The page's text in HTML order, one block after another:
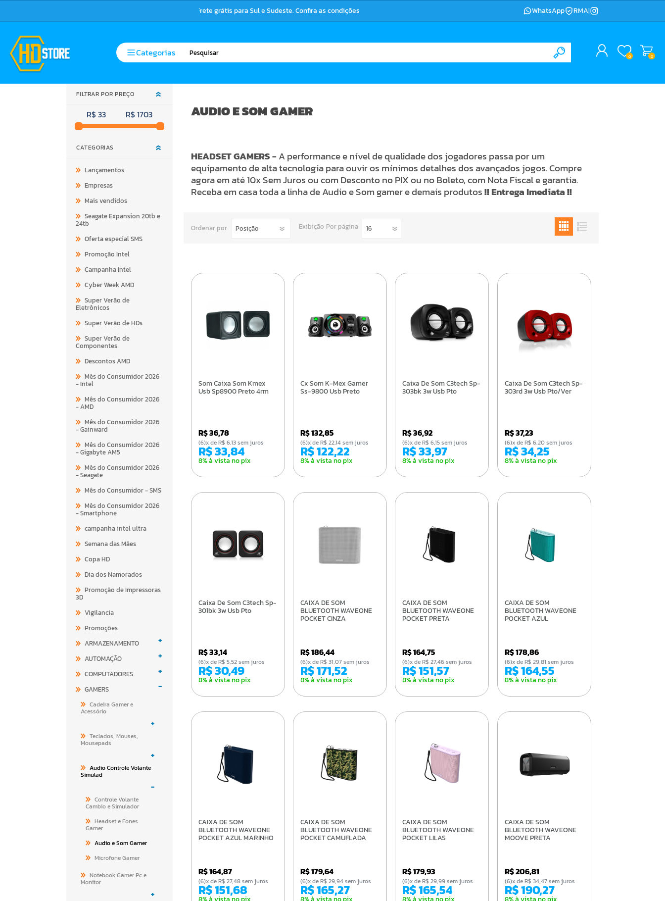
Frete grátis para Sul e Sudeste. Confira as condições WhatsApp RMA|
Categorias 0 0
FILTRAR POR PREÇO
R$ 33 R$ 1703
CATEGORIAS
Lançamentos
Empresas
Mais vendidos
Seagate Expansion 20tb e
24tb
Oferta especial SMS
Promoção Intel
Campanha Intel
Cyber Week AMD
Super Verão de
Eletrônicos
Super Verão de HDs
Super Verão de
Componentes
Descontos AMD
Mês do Consumidor 2026
- Intel
Mês do Consumidor 2026
- AMD
Mês do Consumidor 2026
- Gainward
Mês do Consumidor 2026
- Gigabyte AM5
Mês do Consumidor 2026
- Seagate
Mês do Consumidor - SMS
Mês do Consumidor 2026
- Smartphone
campanha intel ultra
Semana das Mães
Copa HD
Dia dos Namorados
Promoção de Impressoras
3D
Vigilancia
Promoções
ARMAZENAMENTO
+
AUTOMAÇÃO +
COMPUTADORES +
GAMERS -
Cadeira Gamer e
Acessório
+
Teclados, Mouses,
Mousepads
+
Audio Controle Volante
Simulad
-
Controle Volante
Cambio e Simulador
Headset e Fones
Gamer
Audio e Som Gamer
Microfone Gamer
Notebook Gamer Pc e
Monitor
+
AUDIO E SOM GAMER
HEADSET GAMERS -A performance e nível de qualidade dos jogadores passa por um
equipamento de alta tecnologia para ouvir os mínimos detalhes dos avançados jogos. Compre
agora em até 10x Sem Juros ou com Desconto no PIX ou no Boleto, com Nota Fiscal e garantia.
Receba em casa toda a linha de Audio e Som gamer e demais produtos!! Entrega Imediata !!
Ordenar por Exibição Por página
Som Caixa Som Kmex
Usb Sp8900 Preto 4rm
R$ 36,78
R$ 33,84
8% à vista no pix
(6)x de R$ 6,13 sem juros
Cx Som K-Mex Gamer
Ss-9800 Usb Preto
R$ 132,85
R$ 122,22
8% à vista no pix
(6)x de R$ 22,14 sem juros
Caixa De Som C3tech Sp-
303bk 3w Usb Pto
R$ 36,92
R$ 33,97
8% à vista no pix
(6)x de R$ 6,15 sem juros
Caixa De Som C3tech Sp-
303rd 3w Usb Pto/Ver
R$ 37,23
R$ 34,25
8% à vista no pix
(6)x de R$ 6,20 sem juros
Caixa De Som C3tech Sp-
301bk 3w Usb Pto
R$ 33,14
R$ 30,49
8% à vista no pix
(6)x de R$ 5,52 sem juros
CAIXA DE SOM
BLUETOOTH WAVEONE
POCKET CINZA
R$ 186,44
R$ 171,52
8% à vista no pix
(6)x de R$ 31,07 sem juros
CAIXA DE SOM
BLUETOOTH WAVEONE
POCKET PRETA
R$ 164,75
R$ 151,57
8% à vista no pix
(6)x de R$ 27,46 sem juros
CAIXA DE SOM
BLUETOOTH WAVEONE
POCKET AZUL
R$ 178,86
R$ 164,55
8% à vista no pix
(6)x de R$ 29,81 sem juros
CAIXA DE SOM
BLUETOOTH WAVEONE
POCKET AZUL MARINHO
R$ 164,87
R$ 151,68
(6)x de R$ 27,48 sem juros
CAIXA DE SOM
BLUETOOTH WAVEONE
POCKET CAMUFLADA
R$ 179,64
R$ 165,27
(6)x de R$ 29,94 sem juros
CAIXA DE SOM
BLUETOOTH WAVEONE
POCKET LILAS
R$ 179,93
R$ 165,54
(6)x de R$ 29,99 sem juros
CAIXA DE SOM
BLUETOOTH WAVEONE
MOOVE PRETA
R$ 206,81
R$ 190,27
(6)x de R$ 34,47 sem juros